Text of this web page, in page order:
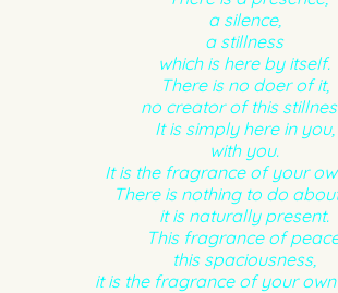
a silence,
a stillness
which is here by itself.
There is no doer of it,
no creator of this
It is simply here in you,
with you.
It is the fragrance of your
There is nothing to do
it is naturally present.
This fragrance of
this spaciousness,
it is the fragrance of your own